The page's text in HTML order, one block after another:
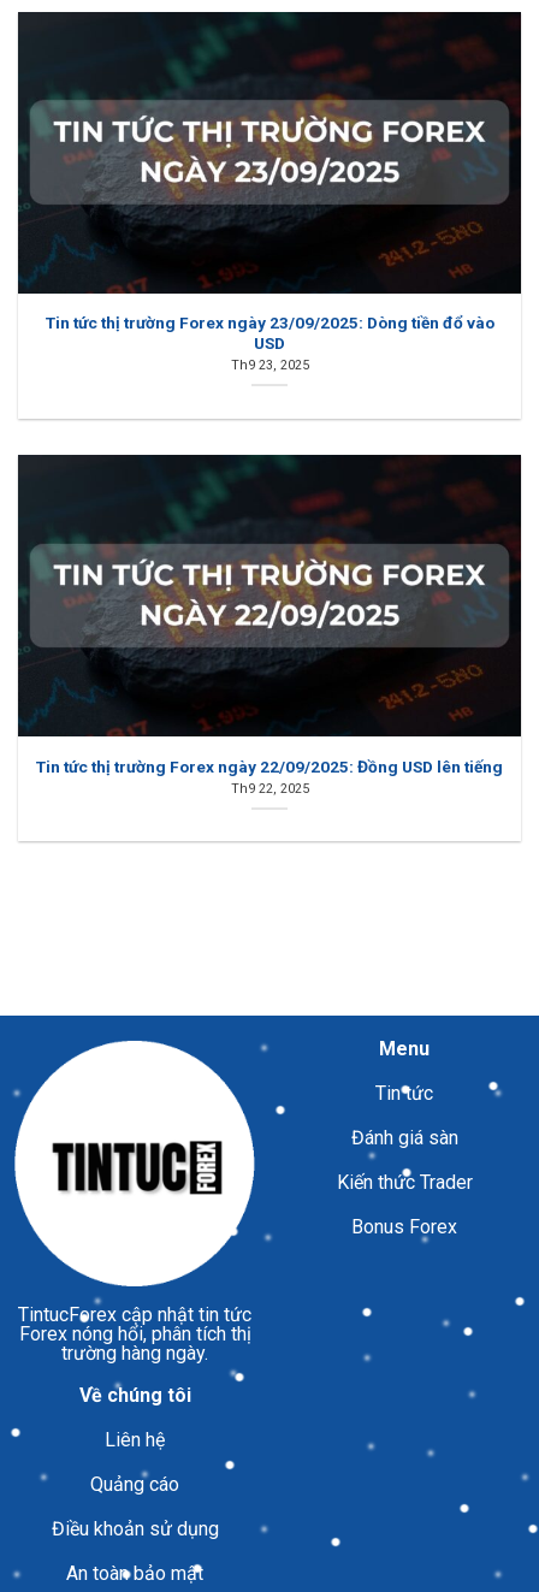
Tin tức thị trường Forex ngày 23/09/2025: Dòng tiền đổ vào
USD
Th9 23, 2025
Tin tức thị trường Forex ngày 22/09/2025: Đồng USD lên tiếng
Th9 22, 2025
TintucForex cập nhật tin tức
Forex nóng hổi, phân tích thị
trường hàng ngày.
Menu
Tin tức
Đánh giá sàn
Kiến thức Trader
Bonus Forex
Về chúng tôi
Liên hệ
Quảng cáo
Điều khoản sử dụng
An toàn bảo mật